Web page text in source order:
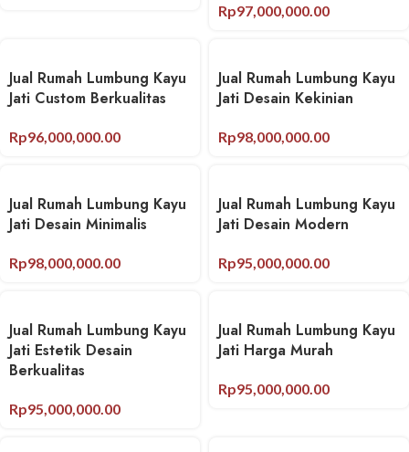
Rp97,000,000.00
Jual Rumah Lumbung Kayu
Jati Custom Berkualitas
Rp96,000,000.00
Jual Rumah Lumbung Kayu
Jati Desain Kekinian
Rp98,000,000.00
Jual Rumah Lumbung Kayu
Jati Desain Minimalis
Rp98,000,000.00
Jual Rumah Lumbung Kayu
Jati Desain Modern
Rp95,000,000.00
Jual Rumah Lumbung Kayu
Jati Estetik Desain
Berkualitas
Rp95,000,000.00
Jual Rumah Lumbung Kayu
Jati Harga Murah
Rp95,000,000.00